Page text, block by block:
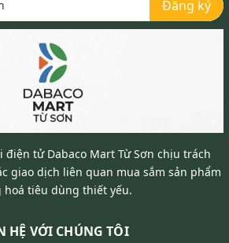
Đăng ký
tử Dabaco Mart Từ Sơn chịu trách
giao dịch liên quan mua sắm sản phẩm
hoá tiêu dùng thiết yếu.
HỆ VỚI CHÚNG TÔI